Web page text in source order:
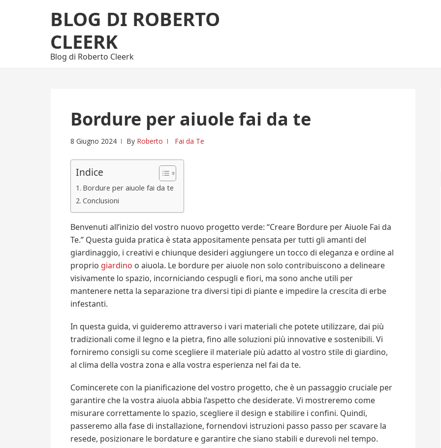
to
to
BLOG DI ROBERTO
CLEERK
Blog di Roberto Cleerk
Bordure per aiuole fai da te
8 Giugno 2024 By Roberto Fai da Te
Indice
Bordure per aiuole fai da te
Conclusioni
Benvenuti all’inizio del vostro nuovo progetto verde: “Creare Bordure per Aiuole Fai da
Te.” Questa guida pratica è stata appositamente pensata per tutti gli amanti del
giardinaggio, i creativi e chiunque desideri aggiungere un tocco di eleganza e ordine al
proprio giardino o aiuola. Le bordure per aiuole non solo contribuiscono a delineare
visivamente lo spazio, incorniciando cespugli e fiori, ma sono anche utili per
mantenere netta la separazione tra diversi tipi di piante e impedire la crescita di erbe
infestanti.
In questa guida, vi guideremo attraverso i vari materiali che potete utilizzare, dai più
tradizionali come il legno e la pietra, fino alle soluzioni più innovative e sostenibili. Vi
forniremo consigli su come scegliere il materiale più adatto al vostro stile di giardino,
al clima della vostra zona e alla vostra esperienza nel fai da te.
Comincerete con la pianificazione del vostro progetto, che è un passaggio cruciale per
garantire che la vostra aiuola abbia l’aspetto che desiderate. Vi mostreremo come
misurare correttamente lo spazio, scegliere il design e stabilire i confini. Quindi,
passeremo alla fase di installazione, fornendovi istruzioni passo passo per scavare la
resede, posizionare le bordature e garantire che siano stabili e durevoli nel tempo.